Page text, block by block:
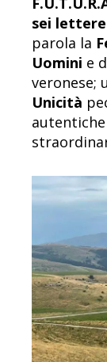
sei lettere
parola la
Uomini e
veronese;
Unicità